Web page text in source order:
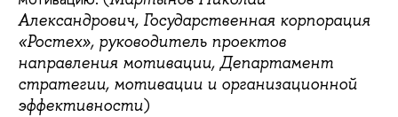
Александрович, Государственная корпорация
«Ростех», руководитель проектов
направления мотивации, Департамент
стратегии, мотивации и организационной
эффективности)